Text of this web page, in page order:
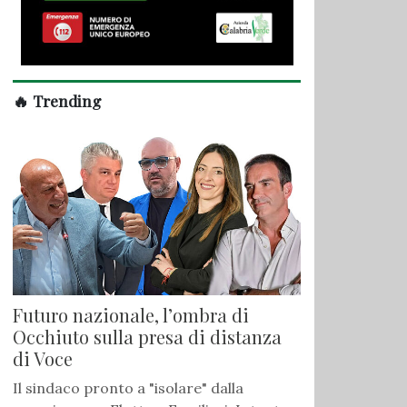
🔥 Trending
Futuro nazionale, l’ombra di
Occhiuto sulla presa di distanza
di Voce
Il sindaco pronto a "isolare" dalla